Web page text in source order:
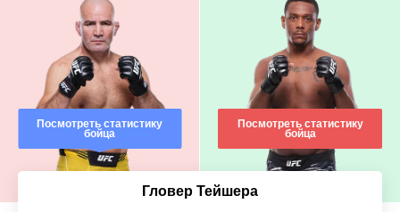
Посмотреть статистику
бойца
Посмотреть статистику
бойца
Гловер Тейшера